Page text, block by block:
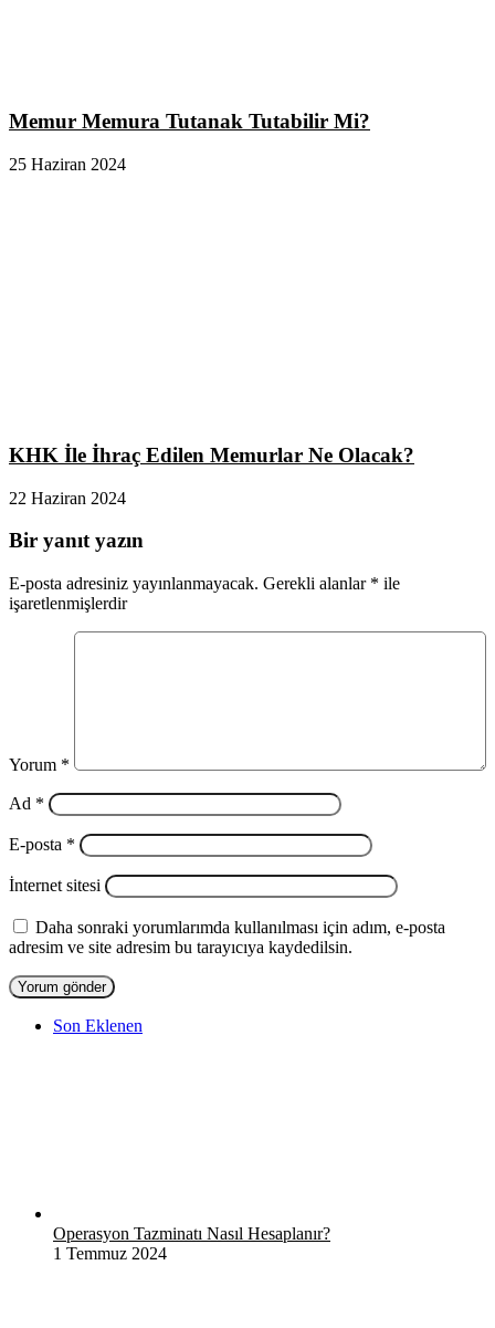
Memur Memura Tutanak Tutabilir Mi?
25 Haziran 2024
KHK İle İhraç Edilen Memurlar Ne Olacak?
22 Haziran 2024
Bir yanıt yazın
E-posta adresiniz yayınlanmayacak. Gerekli alanlar * ile
işaretlenmişlerdir
Yorum *
Ad *
E-posta *
İnternet sitesi
Daha sonraki yorumlarımda kullanılması için adım, e-posta
adresim ve site adresim bu tarayıcıya kaydedilsin.
Son Eklenen
Operasyon Tazminatı Nasıl Hesaplanır?
1 Temmuz 2024